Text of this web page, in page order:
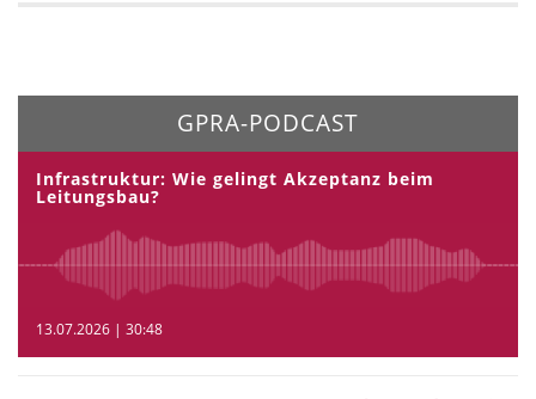
GPRA-PODCAST
Infrastruktur: Wie gelingt Akzeptanz beim
Leitungsbau?
13.07.2026 | 30:48